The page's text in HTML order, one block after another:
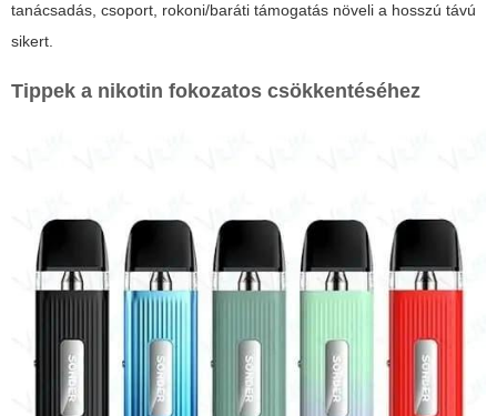
tanácsadás, csoport, rokoni/baráti támogatás növeli a hosszú távú
sikert.
Tippek a nikotin fokozatos csökkentéséhez